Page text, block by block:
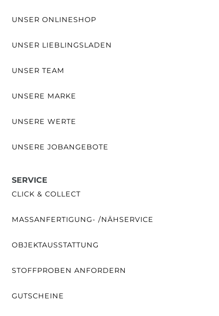
UNSER ONLINESHOP
UNSER LIEBLINGSLADEN
UNSER TEAM
UNSERE MARKE
UNSERE WERTE
UNSERE JOBANGEBOTE
SERVICE
CLICK & COLLECT
MASSANFERTIGUNG- /NÄHSERVICE
OBJEKTAUSSTATTUNG
STOFFPROBEN ANFORDERN
GUTSCHEINE